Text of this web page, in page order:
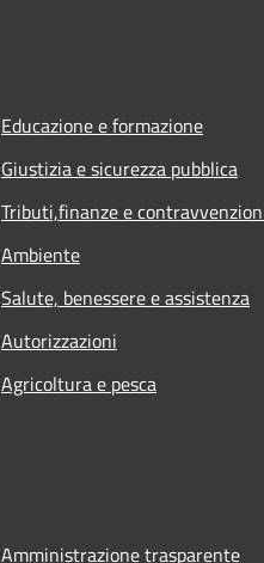
Educazione e formazione
Giustizia e sicurezza pubblica
Tributi,finanze e
Ambiente
Salute, benessere e assistenza
Autorizzazioni
Agricoltura e pesca
Amministrazione trasparente